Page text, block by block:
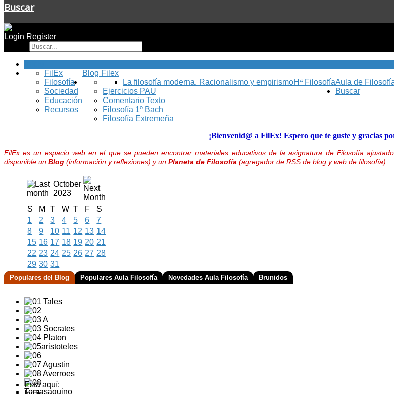
Buscar
Login Register
Blog Filex
FilEx
Filosofía
Sociedad
Educación
Recursos
Aula de
Hª Filosofía
La filosofía moderna. Racionalismo y empirismo
Ejercicios PAU
Comentario Texto
Filosofía 1º Bach
Filosofía Extremeña
Buscar
¡Bienvenid@ a FilEx! Espero que te guste y gracias
FilEx es un espacio web en el que se pueden encontrar materiales educativos de la asignatura de Filosofía
disponible un Blog (información y reflexiones) y un Planeta de Filosofía (agregador de RSS de blog y web de filosofía).
October
2023
S
M T W T F
S
1
2 3 4 5 6
7
8
9 10 11 12 13 14
15 16 17 18 19 20 21
22 23 24 25 26 27 28
29 30 31
Populares del Blog Populares Aula Filosofía Novedades Aula Filosofía Brunidos
Está aquí: